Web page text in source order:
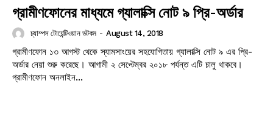
গ্রামীণফোনের মাধ্যমে গ্যালাক্সি নোট ৯ প্রি-অর্ডার
চ্যাম্পস টোয়েন্টিওয়ান ডটকম - August 14, 2018
গ্রামীণফোন ১৩ আগস্ট থেকে স্যামসাংয়ের সহযোগিতায় গ্যালাক্সি নোট ৯ এর প্রি-
অর্ডার নেয়া শুরু করেছে। আগামী ২ সেপ্টেম্বর ২০১৮ পর্যন্ত এটি চালু থাকবে।
গ্রামীণফোন অনলাইন...